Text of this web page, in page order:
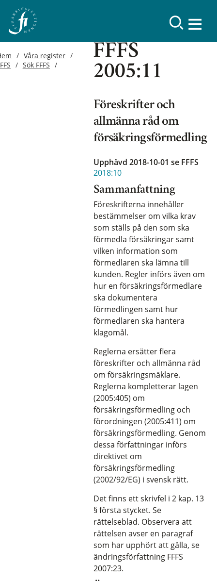
Våra register
Sök FFFS
FFFS
2005:11
Föreskrifter och
allmänna råd om
försäkringsförmedling
Upphävd 2018-10-01 se FFFS
2018:10
Sammanfattning
Föreskrifterna innehåller
bestämmelser om vilka krav
som ställs på den som ska
förmedla försäkringar samt
vilken information som
förmedlaren ska lämna till
kunden. Regler införs även om
hur en försäkringsförmedlare
ska dokumentera
förmedlingen samt hur
förmedlaren ska hantera
klagomål.
Reglerna ersätter flera
föreskrifter och allmänna råd
om försäkringsmäklare.
Reglerna kompletterar lagen
(2005:405) om
försäkringsförmedling och
förordningen (2005:411) om
försäkringsförmedling. Genom
dessa författningar införs
direktivet om
försäkringsförmedling
(2002/92/EG) i svensk rätt.
Det finns ett skrivfel i 2 kap. 13
§ första stycket. Se
rättelseblad. Observera att
rättelsen avser en paragraf
som har upphört att gälla, se
ändringsförfattning FFFS
2007:23.